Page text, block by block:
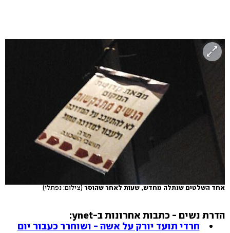
אחד השלטים שנתלה מחדש, שעות לאחר שהוסר (צילום: נפתלי)
הדרת נשים - כתבות אחרונות ב-ynet:
חרדי תועד יורק על אשה - ושוחרר כעבור יום